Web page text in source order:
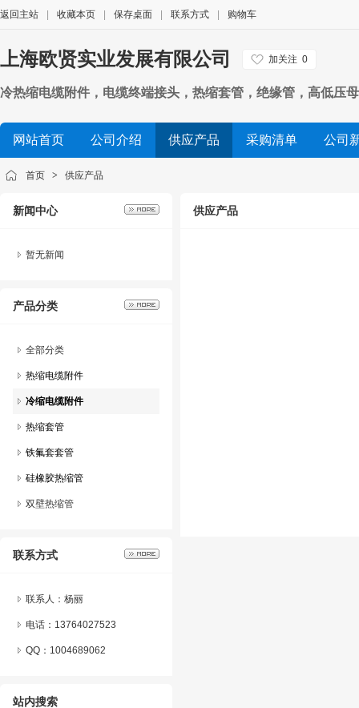
返回主站 收藏本页 保存桌面 联系方式 购物车
上海欧贤实业发展有限公司 加关注 0
冷热缩电缆附件，电缆终端接头，热缩套管，绝缘管，高低压
网站首页 公司介绍 供应产品 采购清单 公司
首页 > 供应产品
新闻中心
暂无新闻
产品分类
全部分类
热缩电缆附件
冷缩电缆附件
热缩套管
铁氟套套管
硅橡胶热缩管
双壁热缩管
联系方式
联系人：杨丽
电话：13764027523
QQ： 1004689062
站内搜索
供应产品